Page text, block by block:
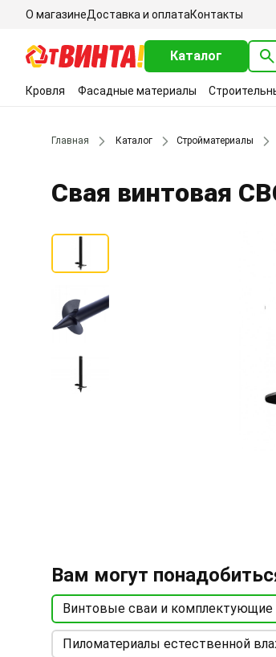
О магазинеДоставка и оплатаКонтакты
Каталог
Кровля Фасадные материалы
Главная Каталог Стройматериалы
Свая винтовая
Вам могут
Винтовые сваи и комплектующие
Пиломатериалы естественной